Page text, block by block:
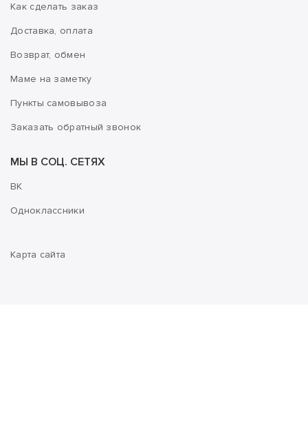
Как сделать заказ
Доставка, оплата
Возврат, обмен
Маме на заметку
Пункты самовывоза
Заказать обратный звонок
МЫ В СОЦ. СЕТЯХ
ВК
Одноклассники
Карта сайта